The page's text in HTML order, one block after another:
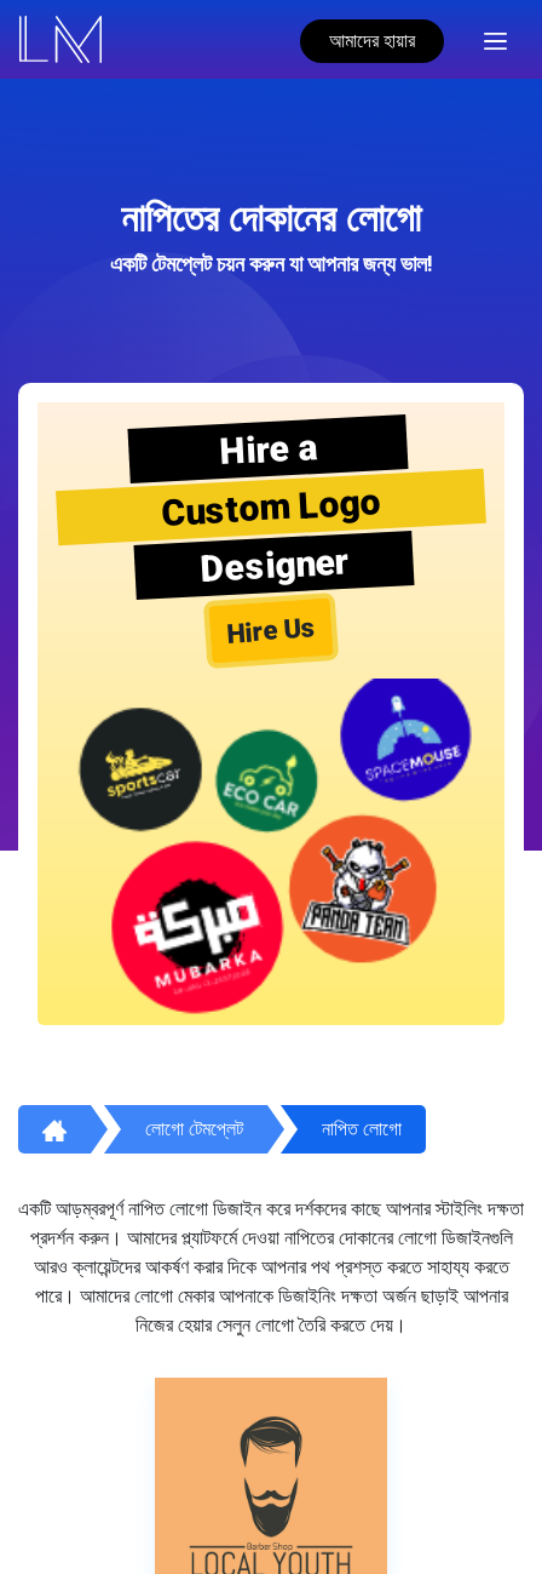
আমাদের হায়ার
নাপিতের দোকানের লোগো
একটি টেমপ্লেট চয়ন করুন যা আপনার জন্য ভাল!
Hire a
Custom Logo
Designer
Hire Us
লোগো টেমপ্লেট নাপিত লোগো
একটি আড়ম্বরপূর্ণ নাপিত লোগো ডিজাইন করে দর্শকদের কাছে আপনার স্টাইলিং দক্ষতা
প্রদর্শন করুন। আমাদের প্ল্যাটফর্মে দেওয়া নাপিতের দোকানের লোগো ডিজাইনগুলি
আরও ক্লায়েন্টদের আকর্ষণ করার দিকে আপনার পথ প্রশস্ত করতে সাহায্য করতে
পারে। আমাদের লোগো মেকার আপনাকে ডিজাইনিং দক্ষতা অর্জন ছাড়াই আপনার
নিজের হেয়ার সেলুন লোগো তৈরি করতে দেয়।